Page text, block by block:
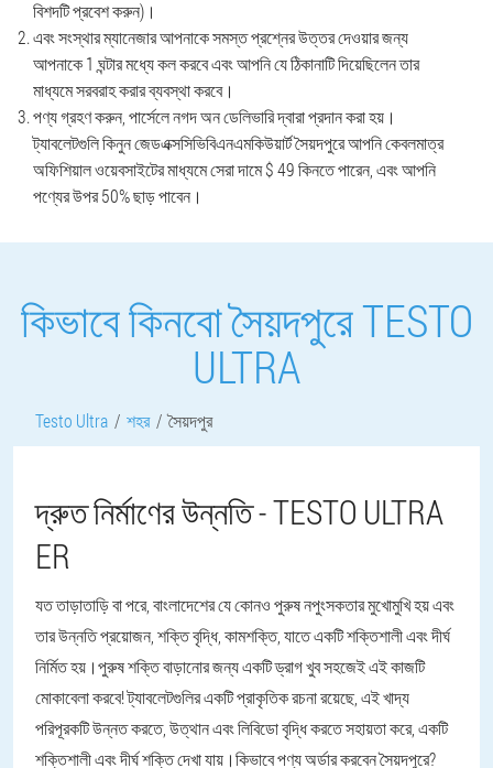
বিশদটি প্রবেশ করুন)।
এবং সংস্থার ম্যানেজার আপনাকে সমস্ত প্রশ্নের উত্তর দেওয়ার জন্য
আপনাকে 1 ঘন্টার মধ্যে কল করবে এবং আপনি যে ঠিকানাটি দিয়েছিলেন তার
মাধ্যমে সরবরাহ করার ব্যবস্থা করবে।
পণ্য গ্রহণ করুন, পার্সেলে নগদ অন ডেলিভারি দ্বারা প্রদান করা হয়।
ট্যাবলেটগুলি কিনুন জেডএক্সসিভিবিএনএমকিউয়ার্ট সৈয়দপুরে আপনি কেবলমাত্র
অফিশিয়াল ওয়েবসাইটের মাধ্যমে সেরা দামে $ 49 কিনতে পারেন, এবং আপনি
পণ্যের উপর 50% ছাড় পাবেন।
কিভাবে কিনবো সৈয়দপুরে TESTO
ULTRA
Testo Ultra শহর সৈয়দপুর
দ্রুত নির্মাণের উন্নতি - TESTO ULTRA
ER
যত তাড়াতাড়ি বা পরে, বাংলাদেশের যে কোনও পুরুষ নপুংসকতার মুখোমুখি হয় এবং
তার উন্নতি প্রয়োজন, শক্তি বৃদ্ধি, কামশক্তি, যাতে একটি শক্তিশালী এবং দীর্ঘ
নির্মিত হয়।পুরুষ শক্তি বাড়ানোর জন্য একটি ড্রাগ খুব সহজেই এই কাজটি
মোকাবেলা করবে! ট্যাবলেটগুলির একটি প্রাকৃতিক রচনা রয়েছে, এই খাদ্য
পরিপূরকটি উন্নত করতে, উত্থান এবং লিবিডো বৃদ্ধি করতে সহায়তা করে, একটি
শক্তিশালী এবং দীর্ঘ শক্তি দেখা যায়।কিভাবে পণ্য অর্ডার করবেন সৈয়দপুরে?